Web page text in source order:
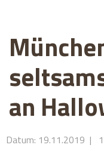
an
Datum: 19.11.2019 |